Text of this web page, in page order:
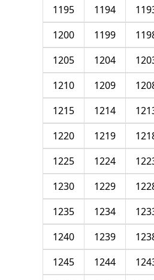
1194
1195
1199
1200
1204
1205
1209
1210
1214
1215
1219
1220
1224
1225
1229
1230
1234
1235
1239
1240
1244
1245